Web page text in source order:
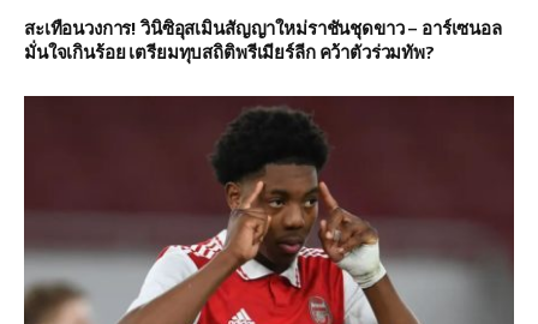
สะเทือนวงการ! วินิซิอุสเมินสัญญาใหม่ราชันชุดขาว – อาร์เซนอล
มั่นใจเกินร้อย เตรียมทุบสถิติพรีเมียร์ลีก คว้าตัวร่วมทัพ?